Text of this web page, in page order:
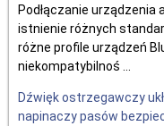
Podłączanie urządzenia
istnienie różnych
różne profile urządzeń
niekompatybilnoś ...
Dźwięk ostrzegawczy
napinaczy pasów